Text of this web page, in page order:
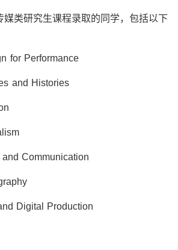
媒类研究生课程录取的同学，包括以下
for Performance
and Histories
Communication
Digital Production